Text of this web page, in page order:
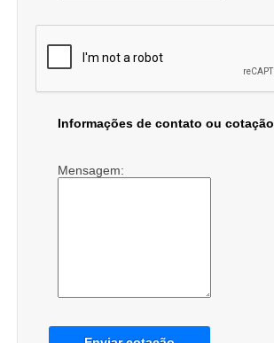
Informações de contato ou cotação
Mensagem: